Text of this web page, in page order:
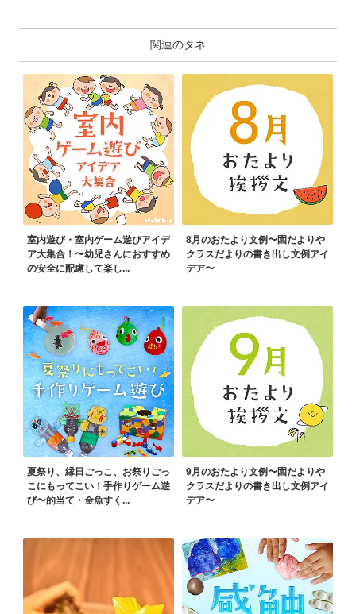
関連のタネ
室内遊び・室内ゲーム遊びアイデ
ア大集合！〜幼児さんにおすすめ
の安全に配慮して楽し...
8月のおたより文例〜園だよりや
クラスだよりの書き出し文例アイ
デア〜
夏祭り、縁日ごっこ、お祭りごっ
こにもってこい！手作りゲーム遊
び〜的当て・金魚すく...
9月のおたより文例〜園だよりや
クラスだよりの書き出し文例アイ
デア〜